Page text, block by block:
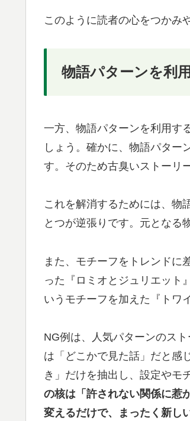
このように読者の心をつかみ
物語パターンを利
一方、物語パターンを利用す
しょう。確かに、物語パター
す。そのため古臭いストーリ
これを解消するためには、物
とつが逆張りです。元となる
また、モチーフをトレンドに
った『ロミオとジュリエット
いうモチーフを加えた『トワ
NG例は、人気パターンのス
は「どこかで見た話」だと感
き」だけを抽出し、設定やモ
の核は「許されない関係に惹
変えるだけで、まったく新し